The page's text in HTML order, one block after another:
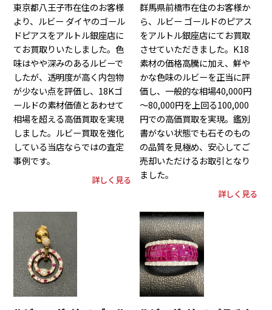
東京都八王子市在住のお客様
より、ルビー ダイヤのゴール
ドピアスをアルトル銀座店に
てお買取りいたしました。色
味はやや深みのあるルビーで
したが、透明度が高く内包物
が少ない点を評価し、18Kゴ
ールドの素材価値とあわせて
相場を超える高価買取を実現
しました。ルビー買取を強化
している当店ならではの査定
事例です。
詳しく見る
群馬県前橋市在住のお客様か
ら、ルビー ゴールドのピアス
をアルトル銀座店にてお買取
させていただきました。K18
素材の価格高騰に加え、鮮や
かな色味のルビーを正当に評
価し、一般的な相場40,000円
～80,000円を上回る100,000
円での高価買取を実現。鑑別
書がない状態でも石そのもの
の品質を見極め、安心してご
売却いただけるお取引となり
ました。
詳しく見る